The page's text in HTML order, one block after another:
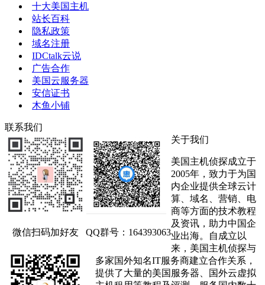
十大美国主机
站长百科
隐私政策
域名注册
IDCtalk云说
广告合作
美国云服务器
安信证书
木鱼小铺
联系我们
微信扫码加好友 QQ群号：164393063
关于我们
美国主机侦探成立于
2005年，致力于为国
内企业提供全球云计
算、域名、营销、电
商等方面的技术教程
及资讯，助力中国企
业出海。自成立以
来，美国主机侦探与
多家国外知名IT服务商建立合作关系，
提供了大量的美国服务器、国外云虚拟